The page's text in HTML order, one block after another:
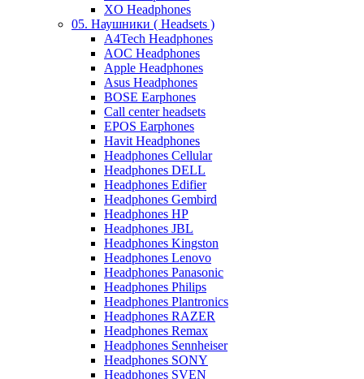
XO Headphones
05. Наушники ( Headsets )
A4Tech Headphones
AOC Headphones
Apple Headphones
Asus Headphones
BOSE Earphones
Call center headsets
EPOS Earphones
Havit Headphones
Headphones Cellular
Headphones DELL
Headphones Edifier
Headphones Gembird
Headphones HP
Headphones JBL
Headphones Kingston
Headphones Lenovo
Headphones Panasonic
Headphones Philips
Headphones Plantronics
Headphones RAZER
Headphones Remax
Headphones Sennheiser
Headphones SONY
Headphones SVEN